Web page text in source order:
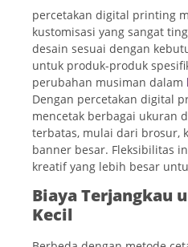
percetakan digital printing
kustomisasi yang sangat
desain sesuai dengan
untuk produk-produk
perubahan musiman dalam
Dengan percetakan digital
mencetak berbagai ukuran
terbatas, mulai dari brosur,
banner besar. Fleksibilitas
kreatif yang lebih besar
Biaya Terjangkau
Kecil